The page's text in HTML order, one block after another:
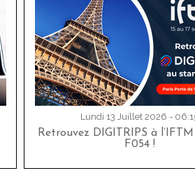
Lundi 13 Juillet 2026 -
Retrouvez DIGITRIPS à
F054 !